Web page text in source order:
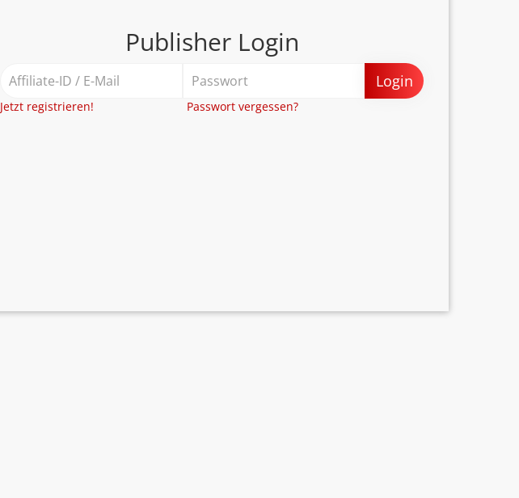
Publisher Login
Login
Jetzt registrieren! Passwort vergessen?